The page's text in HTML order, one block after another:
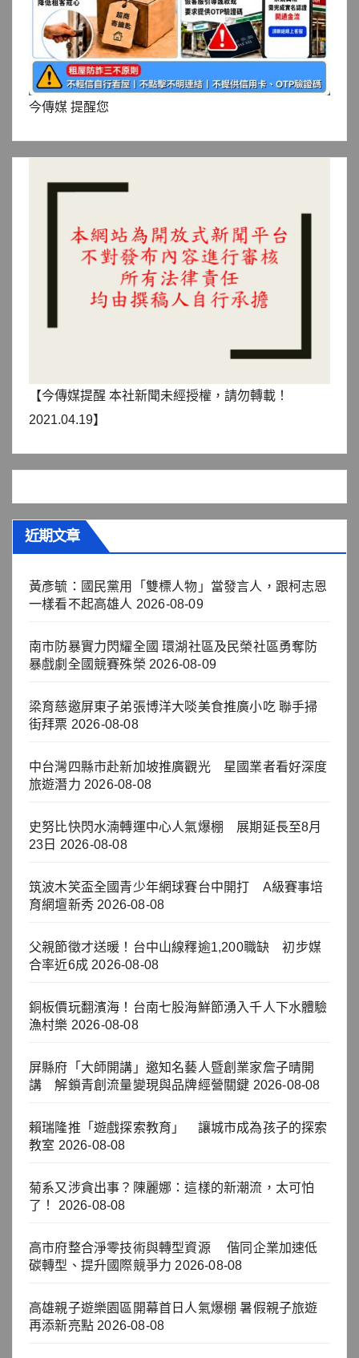
今傳媒 提醒您
【今傳媒提醒 本社新聞未經授權，請勿轉載！
2021.04.19】
近期文章
黃彥毓：國民黨用「雙標人物」當發言人，跟柯志恩
一樣看不起高雄人 2026-08-09
南市防暴實力閃耀全國 環湖社區及民榮社區勇奪防
暴戲劇全國競賽殊榮 2026-08-09
梁育慈邀屏東子弟張博洋大啖美食推廣小吃 聯手掃
街拜票 2026-08-08
中台灣四縣市赴新加坡推廣觀光 星國業者看好深度
旅遊潛力 2026-08-08
史努比快閃水湳轉運中心人氣爆棚 展期延長至8月
23日 2026-08-08
筑波木笑盃全國青少年網球賽台中開打 A級賽事培
育網壇新秀 2026-08-08
父親節徵才送暖！台中山線釋逾1,200職缺 初步媒
合率近6成 2026-08-08
銅板價玩翻濱海！台南七股海鮮節湧入千人下水體驗
漁村樂 2026-08-08
屏縣府「大師開講」邀知名藝人暨創業家詹子晴開
講 解鎖青創流量變現與品牌經營關鍵 2026-08-08
賴瑞隆推「遊戲探索教育」 讓城市成為孩子的探索
教室 2026-08-08
菊系又涉貪出事？陳麗娜：這樣的新潮流，太可怕
了！
2026-08-08
高市府整合淨零技術與轉型資源 偕同企業加速低
碳轉型、提升國際競爭力 2026-08-08
高雄親子遊樂園區開幕首日人氣爆棚 暑假親子旅遊
再添新亮點 2026-08-08